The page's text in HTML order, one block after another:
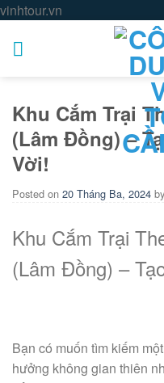
vinhtour.vn
Khu Cắm Trại
(Lâm Đồng) –
Vời!
Posted on 20 Tháng Ba, 2024 by
Khu Cắm Trại
(Lâm Đồng) –
Bạn có muốn tìm kiếm
hưởng không gian thiên